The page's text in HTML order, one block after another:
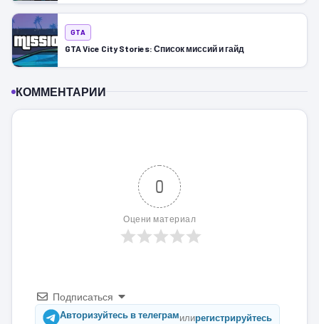
GTA
GTA Vice City Stories: Список миссий и гайд
КОММЕНТАРИИ
0
Оцени материал
Подписаться
Авторизуйтесь в телеграмилирегистрируйтесь